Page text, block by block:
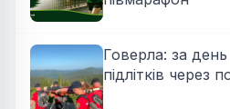
Говерла: за
підлітків через